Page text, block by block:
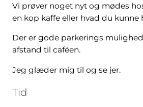
Vi prøver noget nyt og mødes
en kop kaffe eller hvad du kunne
Der er gode parkerings
afstand til caféen.
Jeg glæder mig til og se jer.
Tid